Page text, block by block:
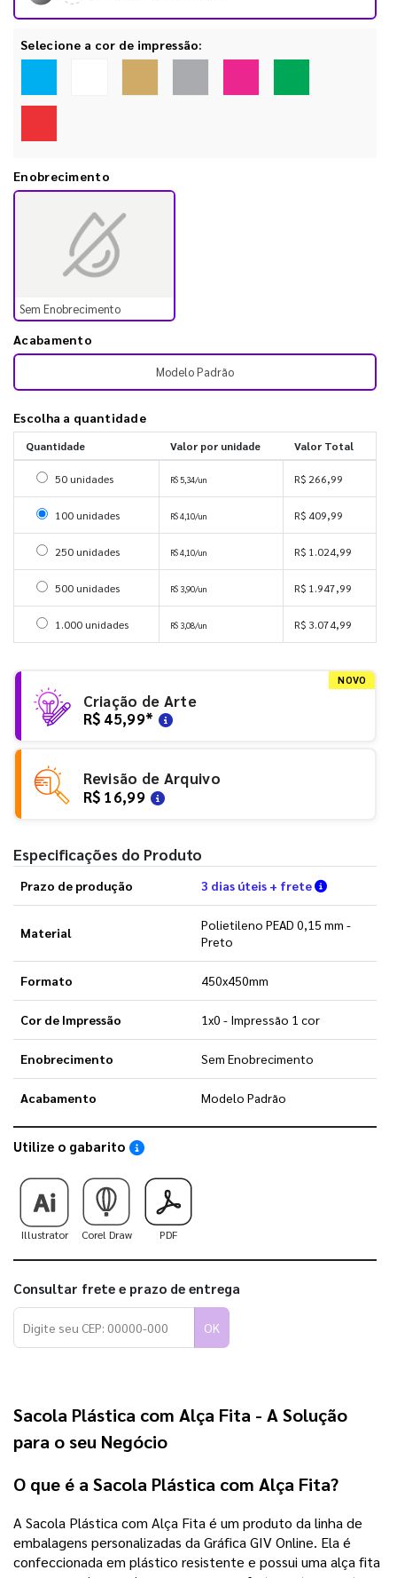
Selecione a cor de impressão:
Enobrecimento
Sem Enobrecimento
Acabamento
Modelo Padrão
Escolha a quantidade
Quantidade Valor por unidade Valor Total
Selecionar 50 unidades
50 unidades R$ 5,34/un R$ 266,99
Selecionar 100 unidades
100 unidades R$ 4,10/un R$ 409,99
Selecionar 250 unidades
250 unidades R$ 4,10/un R$ 1.024,99
Selecionar 500 unidades
500 unidades R$ 3,90/un R$ 1.947,99
Selecionar 1000 unidades
1.000 unidades R$ 3,08/un R$ 3.074,99
NOVO
Criação de Arte
R$ 45,99*
Revisão de Arquivo
R$ 16,99
Especificações do Produto
Prazo de produção 3 dias úteis + frete Verifique
Material
Polietileno PEAD 0,15 mm -
Preto
Formato 450x450mm
Cor de Impressão 1x0 - Impressão 1 cor
Enobrecimento Sem Enobrecimento
Acabamento Modelo Padrão
Utilize o gabarito Saiba como utilizar os nossos gabaritos
Illustrator Corel Draw PDF
Consultar frete e prazo de entrega
OK
Sacola Plástica com Alça Fita - A Solução
para o seu Negócio
O que é a Sacola Plástica com Alça Fita?
A Sacola Plástica com Alça Fita é um produto da linha de
embalagens personalizadas da Gráfica GIV Online. Ela é
confeccionada em plástico resistente e possui uma alça fita